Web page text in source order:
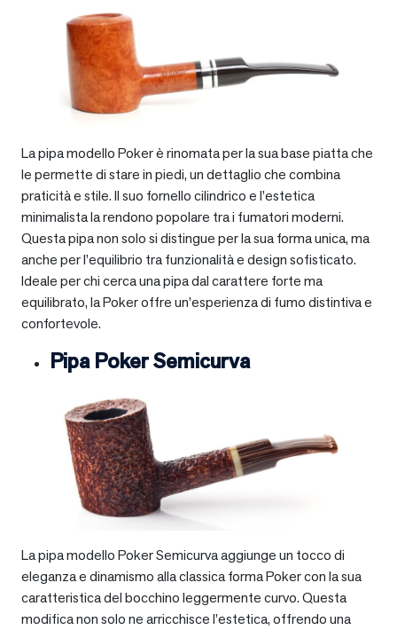
La pipa modello Poker è rinomata per la sua base piatta che
le permette di stare in piedi, un dettaglio che combina
praticità e stile. Il suo fornello cilindrico e l’estetica
minimalista la rendono popolare tra i fumatori moderni.
Questa pipa non solo si distingue per la sua forma unica, ma
anche per l’equilibrio tra funzionalità e design sofisticato.
Ideale per chi cerca una pipa dal carattere forte ma
equilibrato, la Poker offre un’esperienza di fumo distintiva e
confortevole.
Pipa Poker Semicurva
La pipa modello Poker Semicurva aggiunge un tocco di
eleganza e dinamismo alla classica forma Poker con la sua
caratteristica del bocchino leggermente curvo. Questa
modifica non solo ne arricchisce l’estetica, offrendo una